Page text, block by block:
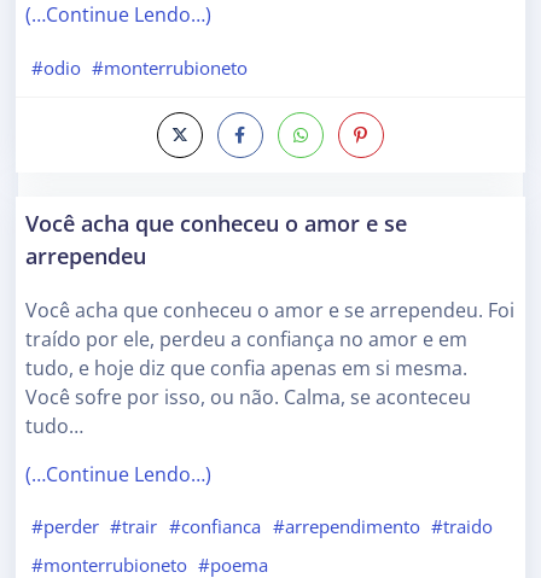
(…Continue Lendo…)
#odio #monterrubioneto
Você acha que conheceu o amor e se
arrependeu
Você acha que conheceu o amor e se arrependeu. Foi
traído por ele, perdeu a confiança no amor e em
tudo, e hoje diz que confia apenas em si mesma.
Você sofre por isso, ou não. Calma, se aconteceu
tudo…
(…Continue Lendo…)
#perder #trair #confianca #arrependimento #traido
#monterrubioneto #poema